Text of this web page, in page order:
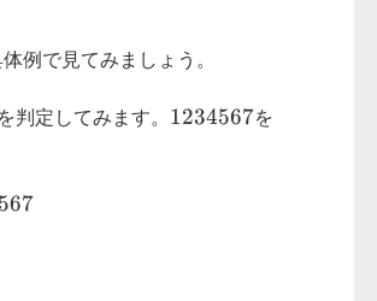
例で見てみましょう。
判定してみます。 1234567
1234567を
567
567